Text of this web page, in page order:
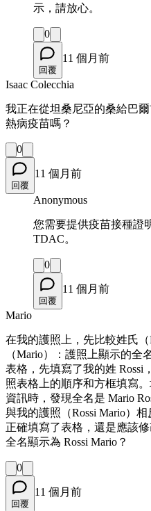
示，請放心。
0
回覆
11 個月前
Isaac Colecchia
我正在從坦桑尼亞的桑給巴
熱病疫苗嗎？
0
回覆
11 個月前
Anonymous
您需要提供疫苗接種證
TDAC。
0
回覆
11 個月前
Mario
在我的護照上，先比較姓氏
（Mario）：護照上顯示的全
表格，先填寫了我的姓 Rossi
照表格上的順序和方框填寫
資訊時，發現全名是 Mario
與我的護照（Rossi Mario）
正確填寫了表格，還是應該
全名顯示為 Rossi Mario？
0
回覆
11 個月前